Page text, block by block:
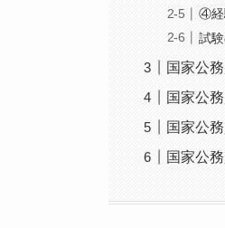
④経
試
国家公
国家公
国家公
国家公